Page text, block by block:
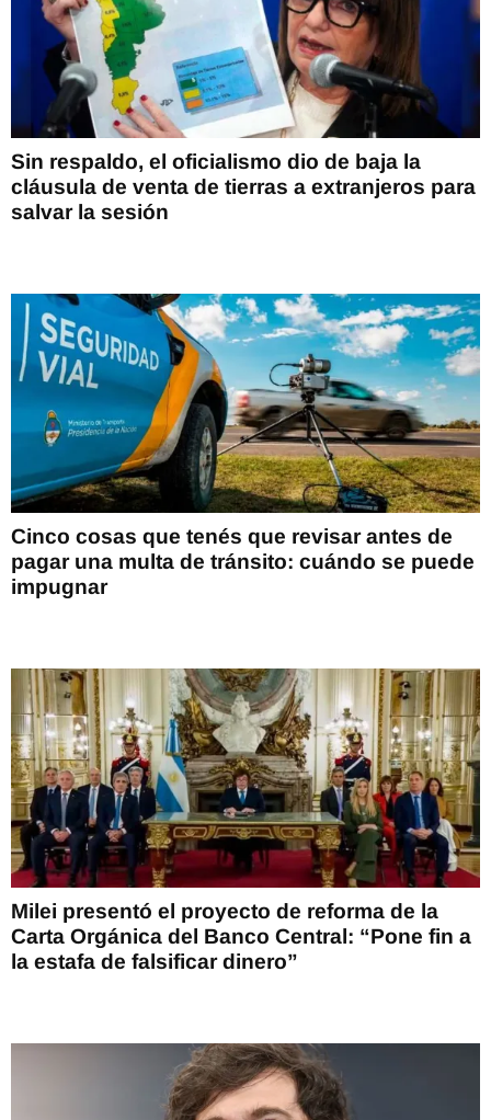
Sin respaldo, el oficialismo dio de baja la
cláusula de venta de tierras a extranjeros para
salvar la sesión
Cinco cosas que tenés que revisar antes de
pagar una multa de tránsito: cuándo se puede
impugnar
Milei presentó el proyecto de reforma de la
Carta Orgánica del Banco Central: “Pone fin a
la estafa de falsificar dinero”